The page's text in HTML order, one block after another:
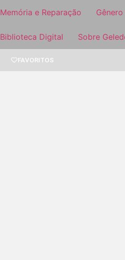
Memória e Reparação
Biblioteca Digital Sobre
FAVORITOS